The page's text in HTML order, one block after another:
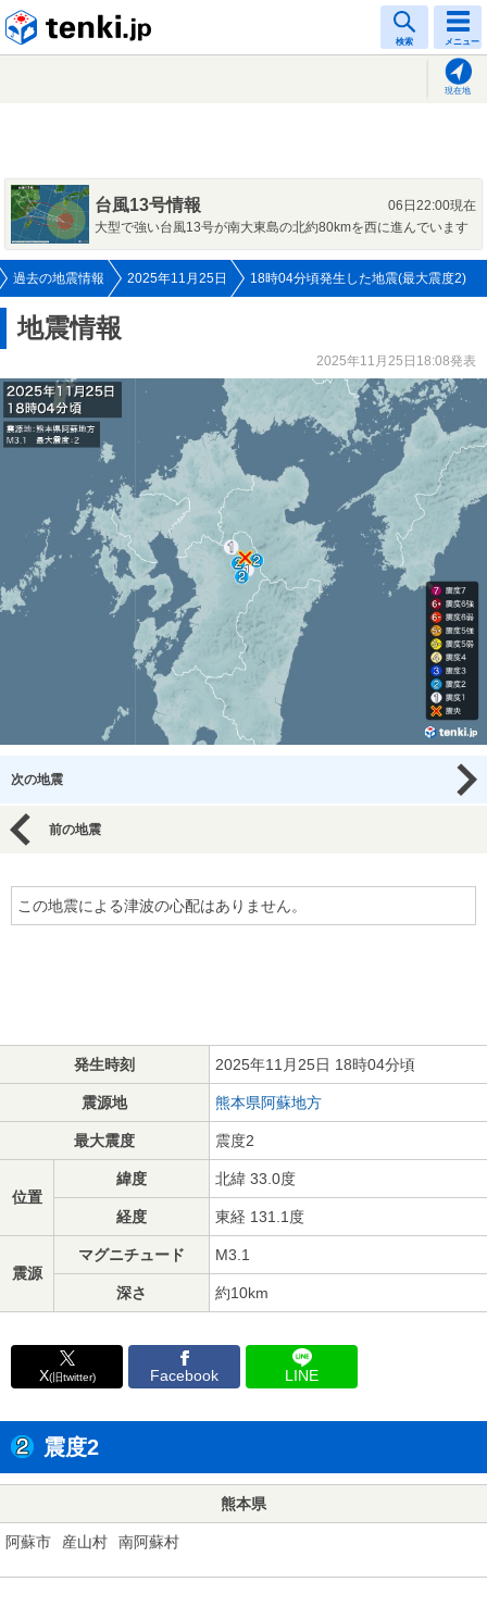
検索 メニュー
現在地
台風13号情報
06日22:00現在
大型で強い台風13号が南大東島の北約80kmを西に進んでいます
過去の地震情報 2025年11月25日 18時04分頃発生した地震(最大震度2)
地震情報
2025年11月25日18:08発表
次の地震
前の地震
この地震による津波の心配はありません。
発生時刻 2025年11月25日 18時04分頃
震源地 熊本県阿蘇地方
最大震度 震度2
位置
緯度 北緯 33.0度
経度 東経 131.1度
震源
マグニチュード M3.1
深さ 約10km
X(旧twitter) Facebook LINE
震度2
熊本県
阿蘇市 産山村 南阿蘇村